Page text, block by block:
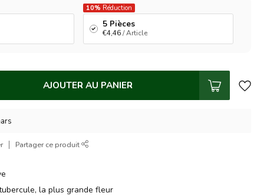
10% Réduction
5 Pièces
€4,46 / Article
AJOUTER AU PANIER
Partager ce produit
la plus grande fleur